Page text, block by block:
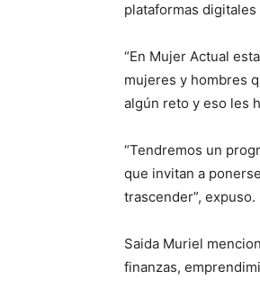
plataformas
“En Mujer Actual
mujeres y hombres
algún reto y eso les
“Tendremos un
que invitan a
trascender”, expuso.
Saida Muriel
finanzas,